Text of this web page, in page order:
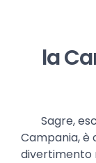
la
Sagre,
Campania, è
divertimento